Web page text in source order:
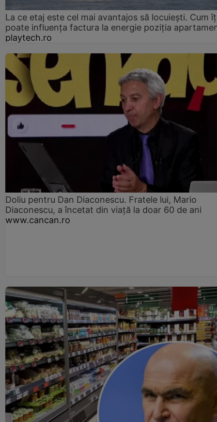
La ce etaj este cel mai avantajos să locuiești. Cum
poate influența factura la energie poziția
playtech.ro
Doliu pentru Dan Diaconescu. Fratele lui, Mario
Diaconescu, a încetat din viață la doar 60 de ani
www.cancan.ro